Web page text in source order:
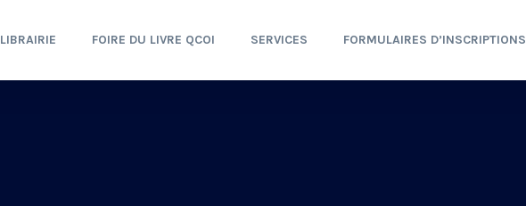
LIBRAIRIE FOIRE DU LIVRE QCOI SERVICES FORMULAIRES D’INSCRIPTIONS